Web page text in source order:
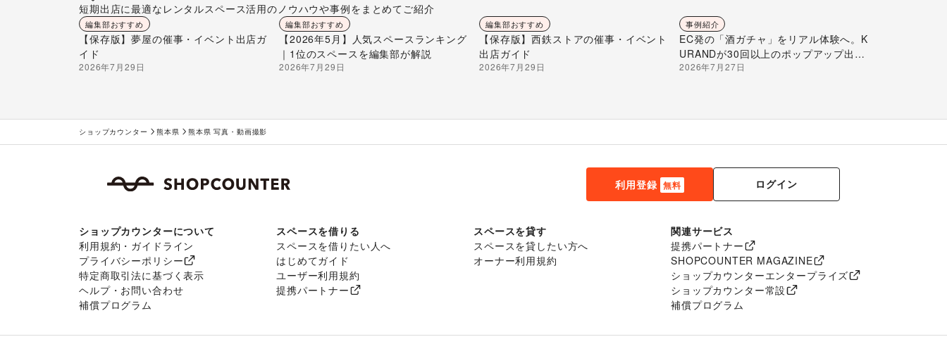
短期出店に最適なレンタルスペース活用のノウハウや事例をまとめてご紹介
編集部おすすめ
【保存版】夢屋の催事・イベント出店ガ
イド
2026年7月29日
編集部おすすめ
【2026年5月】人気スペースランキング
｜1位のスペースを編集部が解説
2026年7月29日
編集部おすすめ
【保存版】西鉄ストアの催事・イベント
出店ガイド
2026年7月29日
事例紹介
EC発の「酒ガチャ」をリアル体験へ。K
URANDが30回以上のポップアップ出店
で届ける“新しいお酒との出会い”
2026年7月27日
ショップカウンター 熊本県 熊本県 写真・動画撮影
利用登録 無料 ログイン
ショップカウンターについて
利用規約・ガイドライン
プライバシーポリシー
特定商取引法に基づく表示
ヘルプ・お問い合わせ
補償プログラム
スペースを借りる
スペースを借りたい人へ
はじめてガイド
ユーザー利用規約
提携パートナー
スペースを貸す
スペースを貸したい方へ
オーナー利用規約
関連サービス
提携パートナー
SHOPCOUNTER MAGAZINE
ショップカウンターエンタープライズ
ショップカウンター常設
補償プログラム